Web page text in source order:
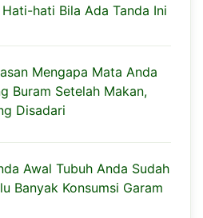
Hati-hati Bila Ada Tanda Ini
Mengapa Mata Anda
Buram Setelah Makan,
Disadari
Awal Tubuh Anda Sudah
Banyak Konsumsi Garam